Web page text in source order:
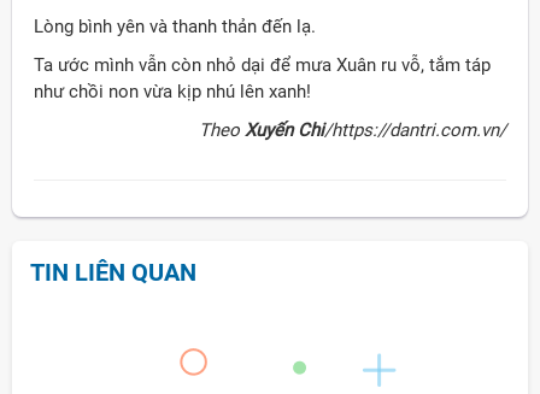
Lòng bình yên và thanh thản đến lạ.
Ta ước mình vẫn còn nhỏ dại để mưa Xuân ru vỗ, tắm táp
như chồi non vừa kịp nhú lên xanh!
Theo Xuyến Chi/https://dantri.com.vn/
TIN LIÊN QUAN